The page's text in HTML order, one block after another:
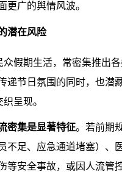
更广的舆情风波。
潜在风险
众假期生活，常密集推出
递节日氛围的同时，也潜
呈现。
密集是显著特征。若前期
不足、应急通道堵塞）
等安全事故，或因人流